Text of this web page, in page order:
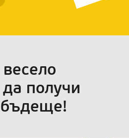
получи
бъдеще!